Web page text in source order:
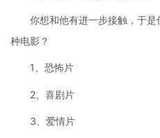
你想和他有进一步接触，于
种电影？
1、恐怖片
2、喜剧片
3、爱情片